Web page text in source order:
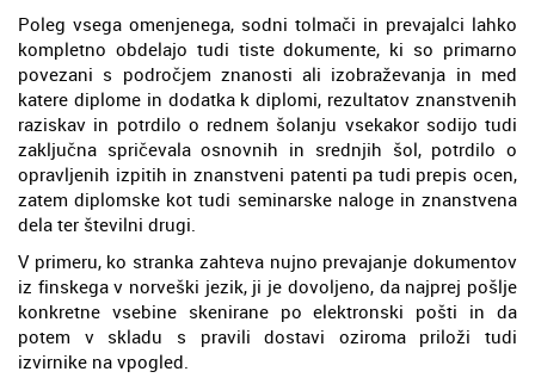
Poleg vsega omenjenega, sodni tolmači in prevajalci lahko
kompletno obdelajo tudi tiste dokumente, ki so primarno
povezani s področjem znanosti ali izobraževanja in med
katere diplome in dodatka k diplomi, rezultatov znanstvenih
raziskav in potrdilo o rednem šolanju vsekakor sodijo tudi
zaključna spričevala osnovnih in srednjih šol, potrdilo o
opravljenih izpitih in znanstveni patenti pa tudi prepis ocen,
zatem diplomske kot tudi seminarske naloge in znanstvena
dela ter številni drugi.
V primeru, ko stranka zahteva nujno prevajanje dokumentov
iz finskega v norveški jezik, ji je dovoljeno, da najprej pošlje
konkretne vsebine skenirane po elektronski pošti in da
potem v skladu s pravili dostavi oziroma priloži tudi
izvirnike na vpogled.